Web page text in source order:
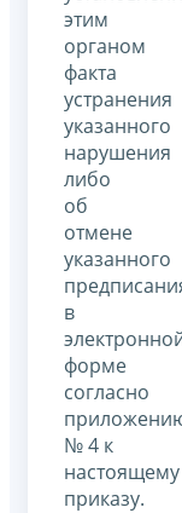
этим
органом
факта
устранения
указанного
нарушения
либо
об
отмене
указанного
в
форме
согласно
№ 4 к
настоящему
приказу.